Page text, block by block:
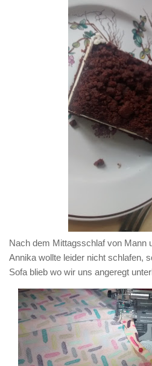
Nach dem Mittagsschlaf von Mann
Annika wollte leider nicht schlafen,
Sofa blieb wo wir uns angeregt